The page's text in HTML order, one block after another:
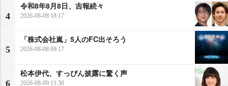
4
令和8年8月8日、吉報続々
2026-08-08 18:17
5
「株式会社嵐」5人のFC出そろう
2026-08-08 09:17
6
松本伊代、すっぴん披露に驚く声
2026-08-09 11:30